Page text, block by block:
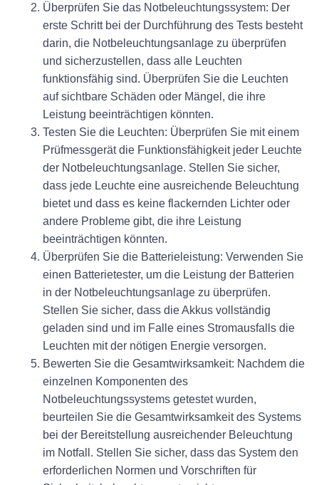
Überprüfen Sie das Notbeleuchtungssystem: Der
erste Schritt bei der Durchführung des Tests besteht
darin, die Notbeleuchtungsanlage zu überprüfen
und sicherzustellen, dass alle Leuchten
funktionsfähig sind. Überprüfen Sie die Leuchten
auf sichtbare Schäden oder Mängel, die ihre
Leistung beeinträchtigen könnten.
Testen Sie die Leuchten: Überprüfen Sie mit einem
Prüfmessgerät die Funktionsfähigkeit jeder Leuchte
der Notbeleuchtungsanlage. Stellen Sie sicher,
dass jede Leuchte eine ausreichende Beleuchtung
bietet und dass es keine flackernden Lichter oder
andere Probleme gibt, die ihre Leistung
beeinträchtigen könnten.
Überprüfen Sie die Batterieleistung: Verwenden Sie
einen Batterietester, um die Leistung der Batterien
in der Notbeleuchtungsanlage zu überprüfen.
Stellen Sie sicher, dass die Akkus vollständig
geladen sind und im Falle eines Stromausfalls die
Leuchten mit der nötigen Energie versorgen.
Bewerten Sie die Gesamtwirksamkeit: Nachdem die
einzelnen Komponenten des
Notbeleuchtungssystems getestet wurden,
beurteilen Sie die Gesamtwirksamkeit des Systems
bei der Bereitstellung ausreichender Beleuchtung
im Notfall. Stellen Sie sicher, dass das System den
erforderlichen Normen und Vorschriften für